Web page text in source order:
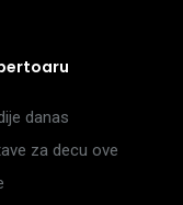
danas
za decu ove